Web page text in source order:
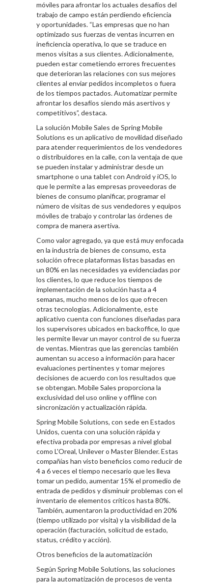
móviles para afrontar los actuales desafíos del
trabajo de campo están perdiendo eficiencia
y oportunidades. “Las empresas que no han
optimizado sus fuerzas de ventas incurren en
ineficiencia operativa, lo que se traduce en
menos visitas a sus clientes. Adicionalmente,
pueden estar cometiendo errores frecuentes
que deterioran las relaciones con sus mejores
clientes al enviar pedidos incompletos o fuera
de los tiempos pactados. Automatizar permite
afrontar los desafíos siendo más asertivos y
competitivos”, destaca.
La solución Mobile Sales de Spring Mobile
Solutions es un aplicativo de movilidad diseñado
para atender requerimientos de los vendedores
o distribuidores en la calle, con la ventaja de que
se pueden instalar y administrar desde un
smartphone o una tablet con Android y iOS, lo
que le permite a las empresas proveedoras de
bienes de consumo planificar, programar el
número de visitas de sus vendedores y equipos
móviles de trabajo y controlar las órdenes de
compra de manera asertiva.
Como valor agregado, ya que está muy enfocada
en la industria de bienes de consumo, esta
solución ofrece plataformas listas basadas en
un 80% en las necesidades ya evidenciadas por
los clientes, lo que reduce los tiempos de
implementación de la solución hasta a 4
semanas, mucho menos de los que ofrecen
otras tecnologías. Adicionalmente, este
aplicativo cuenta con funciones diseñadas para
los supervisores ubicados en backoffice, lo que
les permite llevar un mayor control de su fuerza
de ventas. Mientras que las gerencias también
aumentan su acceso a información para hacer
evaluaciones pertinentes y tomar mejores
decisiones de acuerdo con los resultados que
se obtengan. Mobile Sales proporciona la
exclusividad del uso online y offline con
sincronización y actualización rápida.
Spring Mobile Solutions, con sede en Estados
Unidos, cuenta con una solución rápida y
efectiva probada por empresas a nivel global
como L'Oreal, Unilever o Master Blender. Estas
compañías han visto beneficios como reducir de
4 a 6 veces el tiempo necesario que les lleva
tomar un pedido, aumentar 15% el promedio de
entrada de pedidos y disminuir problemas con el
inventario de elementos críticos hasta 80%.
También, aumentaron la productividad en 20%
(tiempo utilizado por visita) y la visibilidad de la
operación (facturación, solicitud de estado,
status, crédito y acción).
Otros beneficios de la automatización
Según Spring Mobile Solutions, las soluciones
para la automatización de procesos de venta